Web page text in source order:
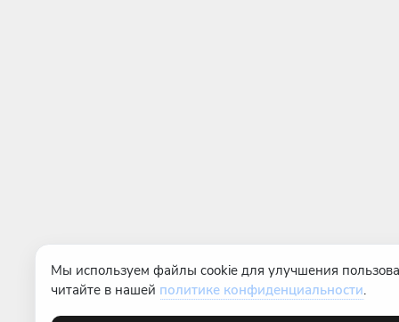
Мы используем файлы cookie для улучшения
читайте в нашей политике конфиденциальности.